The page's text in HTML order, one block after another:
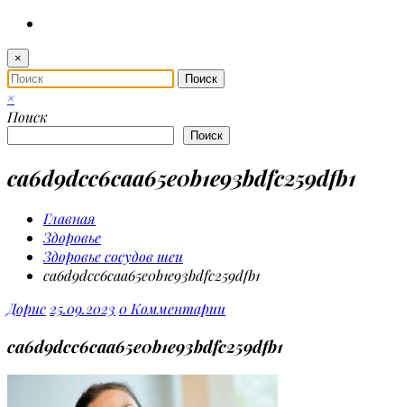
×
×
Поиск
Поиск
ca6d9dcc6caa65e0b1e93bdfc259dfb1
Главная
Здоровье
Здоровье сосудов шеи
ca6d9dcc6caa65e0b1e93bdfc259dfb1
Дорис25.09.2023 0 Комментарии
ca6d9dcc6caa65e0b1e93bdfc259dfb1